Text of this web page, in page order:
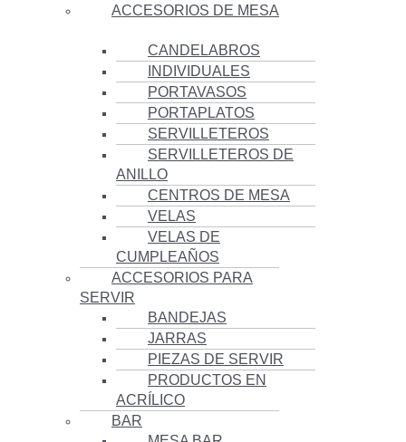
ACCESORIOS DE MESA
CANDELABROS
INDIVIDUALES
PORTAVASOS
PORTAPLATOS
SERVILLETEROS
SERVILLETEROS DE
ANILLO
CENTROS DE MESA
VELAS
VELAS DE
CUMPLEAÑOS
ACCESORIOS PARA
SERVIR
BANDEJAS
JARRAS
PIEZAS DE SERVIR
PRODUCTOS EN
ACRÍLICO
BAR